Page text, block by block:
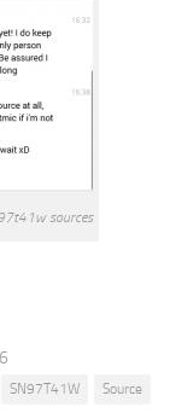
sources
SN97T41W
Source